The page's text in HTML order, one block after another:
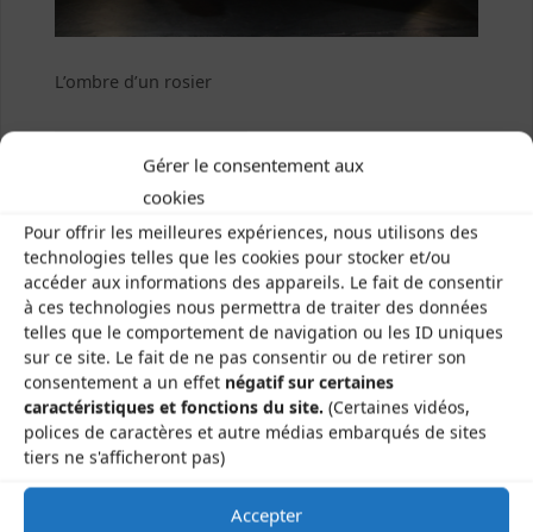
Gérer le consentement aux
cookies
Pour offrir les meilleures expériences, nous utilisons des
technologies telles que les cookies pour stocker et/ou
accéder aux informations des appareils. Le fait de consentir
à ces technologies nous permettra de traiter des données
telles que le comportement de navigation ou les ID uniques
sur ce site. Le fait de ne pas consentir ou de retirer son
consentement a un effet négatif sur certaines
caractéristiques et fonctions du site. (Certaines vidéos,
polices de caractères et autre médias embarqués de sites
tiers ne s'afficheront pas)
Accepter
L’ombre d’un rosier
Previous image
Les Brayauds-CDMDT63
Le Gamounet
40 rue de la République
63200 Saint-Bonnet-près-Riom